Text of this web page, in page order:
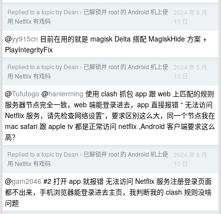
Replied to a topic by Dean › 已解锁并 root 的 Android 机上使
用 Netflix 有戏码
2024 年 5 月
10 日
@yy915cn 目前在用的就是 magisk Delta 搭配 MagiskHide 方案 +
PlayIntegrityFix
Replied to a topic by Dean › 已解锁并 root 的 Android 机上使
用 Netflix 有戏码
2024 年 5 月
10 日
@Tufutogo @hanierming 使用 clash 抓包 app 跟 web 上匹配的规则
服务器节点完全一致，web 端能登录进去，app 直接报错 “ 无法访问
Netflix 服务，请先检查网络设置”，要求区别这么大，同一个节点我在
mac safari 跟 apple tv 都是正常访问 netflix ,Android 客户端要求这么
高？
Replied to a topic by Dean › 已解锁并 root 的 Android 机上使
用 Netflix 有戏码
2024 年 5 月
10 日
@gam2046 #2 打开 app 就报错 无法访问 Netflix 服务注册登录页面
都不出来，手机浏览器能登录进去主页，我判断我的 clash 规则没啥
问题